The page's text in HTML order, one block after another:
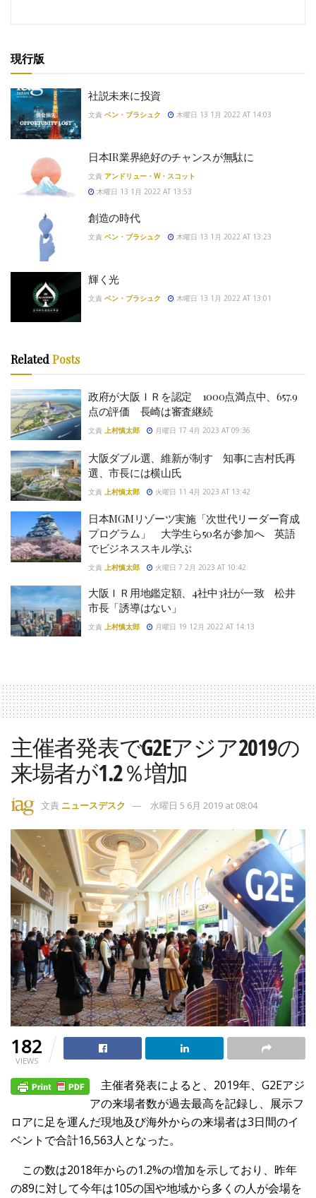
現行版
社説未来に投資
文責 ベン・ブラシュク 木曜日 13 1月 2022 AT 14:03
日本IR業界絶好のチャンスが無駄に
文責 アンドリュー・W・スコット
木曜日 13 1月 2022 AT 13:53
創造の時代
文責 ベン・ブラシュク 木曜日 13 1月 2022 AT 13:23
輝く光
文責 ベン・ブラシュク 木曜日 13 1月 2022 AT 13:01
Related Posts
政府が大阪ＩＲを認定 1000点満点中、657.9
点の評価 長崎は審査継続
文責 上村慎太郎 月曜日 17 4月 2023 AT 09:36
大阪ダブル選、維新が制す 知事に吉村氏再
選、市長には横山氏
文責 上村慎太郎 火曜日 11 4月 2023 AT 13:42
日本MGMリゾーツ実施「次世代リーダー育成
プログラム」 大学生ら50名が参加へ 英語
でビジネススキル学ぶ
文責 上村慎太郎 火曜日 7 2月 2023 AT 10:42
大阪ＩＲ用地鑑定額、4社中3社が一致 松井
市長「誘導はない」
文責 上村慎太郎 月曜日 19 12月 2022 AT 14:13
主催者発表でG2Eアジア2019の
来場者が1.2％増加
文責 ニュースデスク 水曜日 5 6月 2019 at 08:04
182
VIEWS
主催者発表によると、2019年、G2Eアジ
アの来場者数が過去最高を記録し、展示フ
ロアに足を運んだ現地及び海外からの来場者は3日間のイ
ベントで合計16,563人となった。
この数は2018年からの1.2%の増加を示しており、昨年
の89に対して今年は105の国や地域から多くの人が会場を